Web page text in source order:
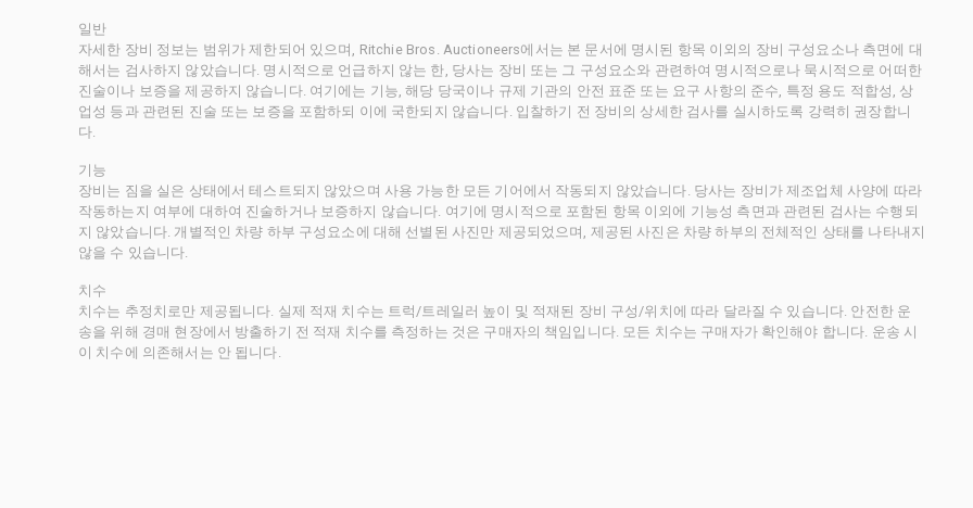
일반
자세한 장비 정보는 범위가 제한되어 있으며, Ritchie Bros. Auctioneers에서는 본 문서에 명시된 항목 이외의 장비 구성요소나 측면에 대
해서는 검사하지 않았습니다. 명시적으로 언급하지 않는 한, 당사는 장비 또는 그 구성요소와 관련하여 명시적으로나 묵시적으로 어떠한
진술이나 보증을 제공하지 않습니다. 여기에는 기능, 해당 당국이나 규제 기관의 안전 표준 또는 요구 사항의 준수, 특정 용도 적합성, 상
업성 등과 관련된 진술 또는 보증을 포함하되 이에 국한되지 않습니다. 입찰하기 전 장비의 상세한 검사를 실시하도록 강력히 권장합니
다.
기능
장비는 짐을 실은 상태에서 테스트되지 않았으며 사용 가능한 모든 기어에서 작동되지 않았습니다. 당사는 장비가 제조업체 사양에 따라
작동하는지 여부에 대하여 진술하거나 보증하지 않습니다. 여기에 명시적으로 포함된 항목 이외에 기능성 측면과 관련된 검사는 수행되
지 않았습니다. 개별적인 차량 하부 구성요소에 대해 선별된 사진만 제공되었으며, 제공된 사진은 차량 하부의 전체적인 상태를 나타내지
않을 수 있습니다.
치수
치수는 추정치로만 제공됩니다. 실제 적재 치수는 트럭/트레일러 높이 및 적재된 장비 구성/위치에 따라 달라질 수 있습니다. 안전한 운
송을 위해 경매 현장에서 방출하기 전 적재 치수를 측정하는 것은 구매자의 책임입니다. 모든 치수는 구매자가 확인해야 합니다. 운송 시
이 치수에 의존해서는 안 됩니다.